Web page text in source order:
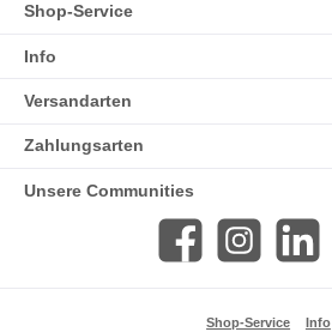
Shop-Service
Info
Versandarten
Zahlungsarten
Unsere Communities
Facebook Instagram LinkedIn
Shop-Service Info